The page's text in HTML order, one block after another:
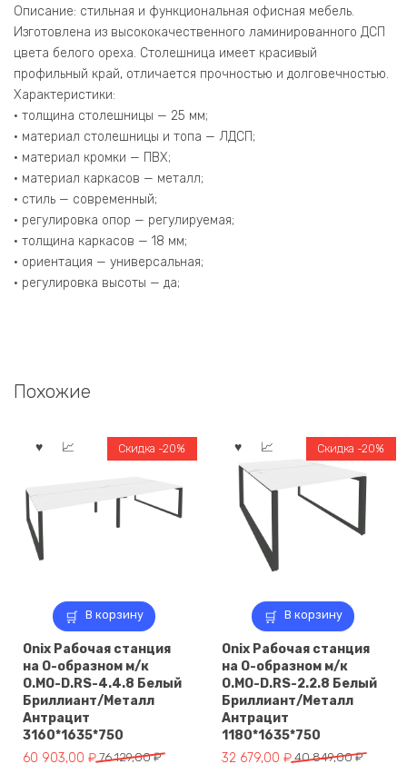
Бриллиант/
Металл
Антрацит
1380*1475*750
Описание: стильная и функциональная офисная мебель.
Изготовлена из высококачественного ламинированного ДСП
цвета белого ореха. Столешница имеет красивый
профильный край, отличается прочностью и долговечностью.
Характеристики:
• толщина столешницы — 25 мм;
• материал столешницы и топа — ЛДСП;
• материал кромки — ПВХ;
• материал каркасов — металл;
• стиль — современный;
• регулировка опор — регулируемая;
• толщина каркасов — 18 мм;
• ориентация — универсальная;
• регулировка высоты — да;
Похожие
В корзину
Скидка -20%
Onix Рабочая станция
на О-образном м/к
O.MO-D.RS-4.4.8 Белый
Бриллиант/Металл
Антрацит
3160*1635*750
76 129,00₽
Первоначальная
60 903,00 ₽
Текущая
В корзину
Скидка -20%
Onix Рабочая станция
на О-образном м/к
O.MO-D.RS-2.2.8 Белый
Бриллиант/Металл
Антрацит
1180*1635*750
40 849,00₽
Первоначальная
32 679,00 ₽
Текущая